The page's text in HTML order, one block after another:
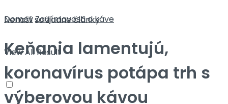
Nenašli sa žiadne články
View All Result
DomovZaujímavosti o káve
Keňania lamentujú,
koronavírus potápa trh s
výberovou kávou